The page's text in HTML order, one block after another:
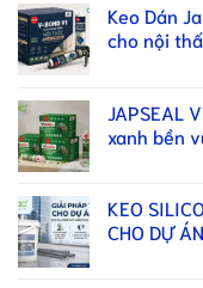
Keo Dán
cho nội
JAPSEAL
xanh bền
KEO
CHO DỰ